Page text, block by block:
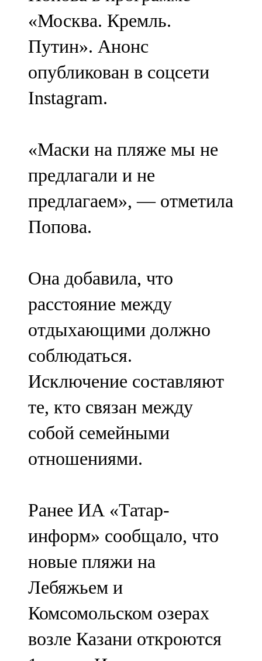
Нурлат
104,7 FM
Олы Әтнә
71,42 FM
107,8 FM
Теләче
106,1 FM
Түбән Кама
Чирмешән
107,7 FM
Чистай
103,0 FM
Чүпрәле
91,0 FM
Шәмәрдән
102,3 FM
107,0 FM
Яр Чаллы
105,5 FM
«Москва. Кремль.
Путин». Анонс
опубликован в соцсети
Instagram.
«Маски на пляже мы не
предлагали и не
предлагаем», — отметила
Попова.
Она добавила, что
расстояние между
отдыхающими должно
соблюдаться.
Исключение составляют
те, кто связан между
собой семейными
отношениями.
Ранее ИА «Татар-
информ» сообщало, что
новые пляжи на
Лебяжьем и
Комсомольском озерах
возле Казани откроются